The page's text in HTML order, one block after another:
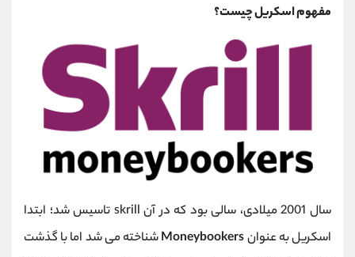
مفهوم اسکریل چیست؟
سال 2001 میلادی، سالی بود که در آن skrill تاسیس شد؛ ابتدا
اسکریل به عنوانMoneybookersشناخته می ‌شد اما با گذشت